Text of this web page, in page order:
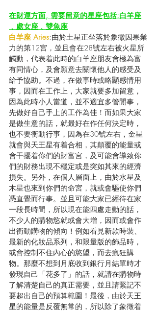
在財運方面, 需要留意的星座包括:白羊座
﹑處女座﹑雙魚座
白羊座 Aries:由於土星正坐落於象徵因果業
力的第12宮，並且會在28號左右被火星所
觸動，代表着此時的白羊座朋友會極為富
有同情心，及會願意去關懷他人的感受及
給予協助。不過，在做事時或略顯感情用
事，因而在工作上，大家就要多加留意，
因為此時小人當道，並不適宜多管閒事，
先做好自己手上的工作為佳！而如果大家
是做生意的話，就最好在作任何決定時，
也不要衝動行事，因為在30號左右，金星
就會與天王星有着合相，其顛覆的能量或
會干擾着你們的財富宮，及可能會導致你
們的財務出現不穩定或是突如其來的經濟
損失。另外，在個人層面上，由於水星及
木星也來到你們的命宮，就或會驅使你們
憑直覺而行事。並且可能大家已經待在家
一段長時間，所以現在能四處走動的話，
不少人的購物慾就或會大增，因而或會作
出衝動購物的傾向！例如看見新款時裝、
最新的化妝品系列，和限量版的飾品時，
或會控制不住內心的慾望，而去瘋狂購
物。那麼不想到月底收到銀行月結單時才
發現自己「花多了」的話，就請在購物時
了解清楚自己的真正需要，並且請緊記不
要超出自己的預算範圍！最後，由於天王
星的能量是反覆無常的，所以除了象徵着